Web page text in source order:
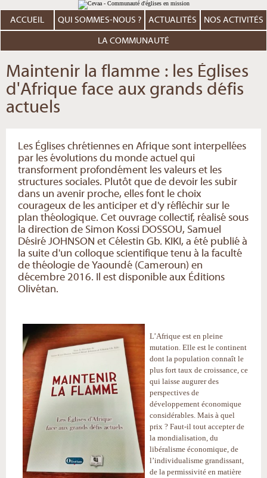
au
contenu.
Aller
personnels
ACCUEIL QUI SOMMES-NOUS ? ACTUALITÉS NOS ACTIVITÉS
LA COMMUNAUTÉ
Maintenir la flamme : les Églises
d'Afrique face aux grands défis
actuels
Les Églises chrétiennes en Afrique sont interpellées
par les évolutions du monde actuel qui
transforment profondément les valeurs et les
structures sociales. Plutôt que de devoir les subir
dans un avenir proche, elles font le choix
courageux de les anticiper et d'y réfléchir sur le
plan théologique. Cet ouvrage collectif, réalisé sous
la direction de Simon Kossi DOSSOU, Samuel
Désiré JOHNSON et Célestin Gb. KIKI, a été publié à
la suite d'un colloque scientifique tenu à la faculté
de théologie de Yaoundé (Cameroun) en
décembre 2016. Il est disponible aux Éditions
Olivétan.
L’Afrique est en pleine
mutation. Elle est le continent
dont la population connaît le
plus fort taux de croissance, ce
qui laisse augurer des
perspectives de
développement économique
considérables. Mais à quel
prix ? Faut-il tout accepter de
la mondialisation, du
libéralisme économique, de
l’individualisme grandissant,
de la permissivité en matière